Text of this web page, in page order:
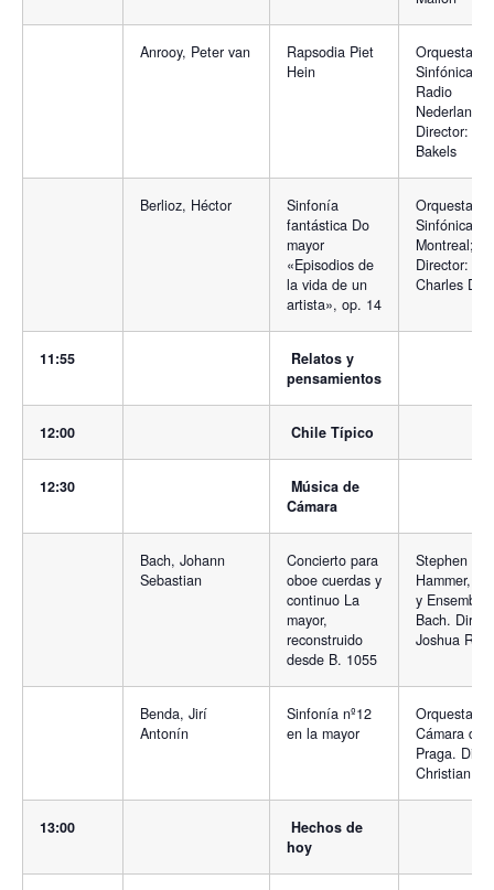
Anrooy, Peter van
Rapsodia Piet
Hein
Orquesta
Sinfónica de
Radio
Nederland.
Director:
Bakels
Berlioz, Héctor
Sinfonía
fantástica Do
mayor
«Episodios de
la vida de un
artista», op. 14
Orquesta
Sinfónica de
Montreal;
Director:
Charles
11:55
Relatos y
pensamientos
12:00 Chile Típico
12:30
Música de
Cámara
Bach, Johann
Sebastian
Concierto para
oboe cuerdas y
continuo La
mayor,
reconstruido
desde B. 1055
Stephen
Hammer,
y Ensemble
Bach.
Joshua
Benda, Jirí
Antonín
Sinfonía nº12
en la mayor
Orquesta de
Cámara de
Praga.
Christian
13:00
Hechos de
hoy